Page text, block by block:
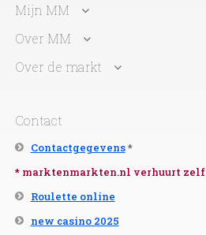
Mijn MM
Over MM
Over de markt
Contact
Contactgegevens*
* marktenmarkten.nl verhuurt zelf
Roulette online
new casino 2025